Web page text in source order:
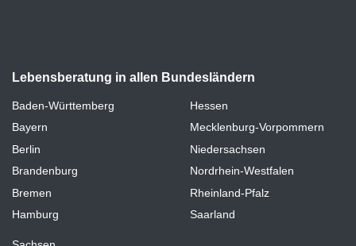
Lebensberatung in allen Bundesländern
Baden-Württemberg
Bayern
Berlin
Brandenburg
Bremen
Hamburg
Hessen
Mecklenburg-Vorpommern
Niedersachsen
Nordrhein-Westfalen
Rheinland-Pfalz
Saarland